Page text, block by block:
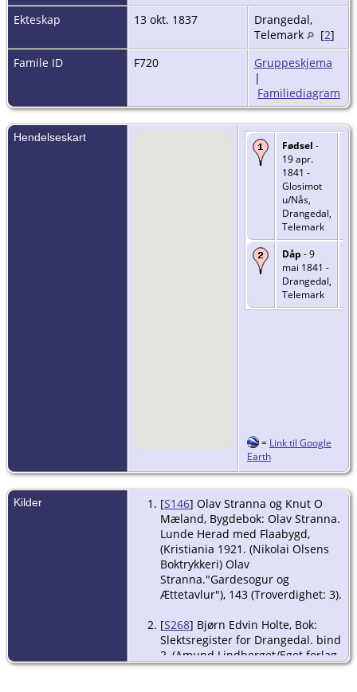
Ekteskap
13 okt. 1837
Drangedal,
Telemark
[2]
Famile ID
F720
Gruppeskjema
|
Familiediagram
Hendelseskart
Fødsel -
19 apr.
1841 -
Glosimot
u/Nås,
Drangedal,
Telemark
Dåp - 9
mai 1841 -
Drangedal,
Telemark
= Link til Google
Earth
Kilder [S146] Olav Stranna og Knut O
Mæland, Bygdebok: Olav Stranna.
Lunde Herad med Flaabygd,
(Kristiania 1921. (Nikolai Olsens
Boktrykkeri) Olav
Stranna."Gardesogur og
Ættetavlur"), 143 (Troverdighet: 3).
[S268] Bjørn Edvin Holte, Bok:
Slektsregister for Drangedal. bind
2, (Amund Lindberget/Eget forlag
1998), 276 (Troverdighet: 2).